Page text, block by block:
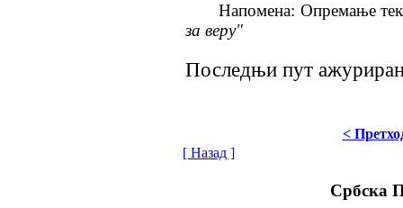
Напомена: Опремање
за веру"
Последњи пут
<
[ Назад ]
Србска